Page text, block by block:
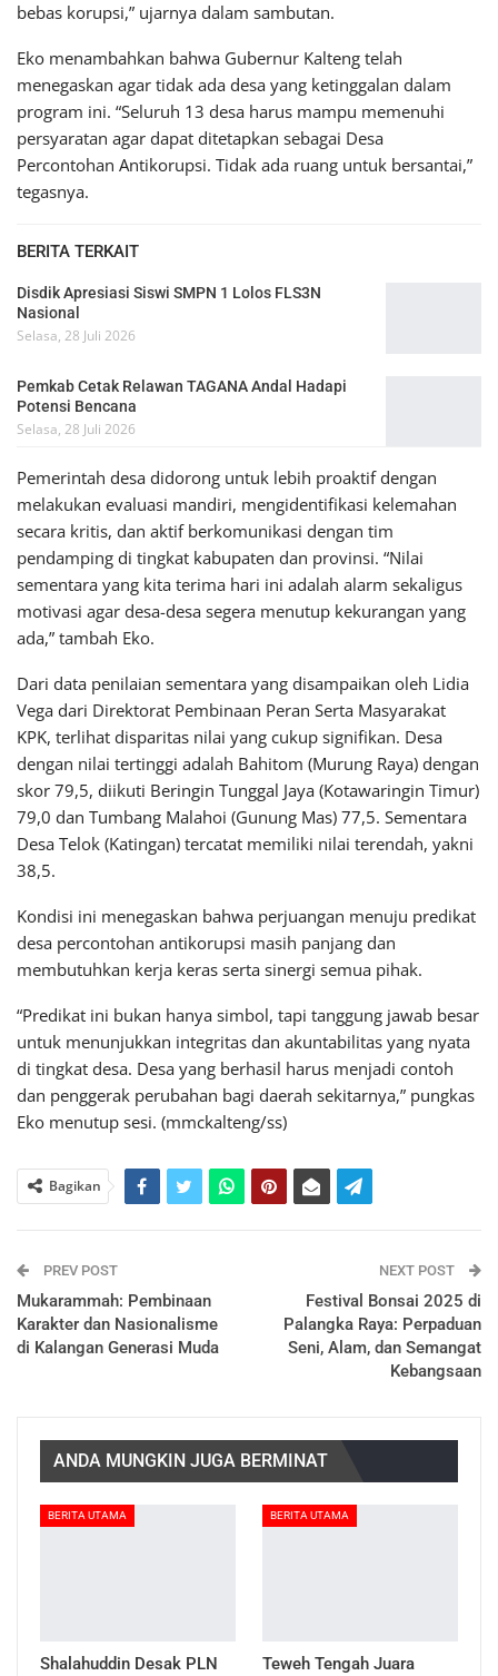
bebas korupsi,” ujarnya dalam sambutan.
Eko menambahkan bahwa Gubernur Kalteng telah
menegaskan agar tidak ada desa yang ketinggalan dalam
program ini. “Seluruh 13 desa harus mampu memenuhi
persyaratan agar dapat ditetapkan sebagai Desa
Percontohan Antikorupsi. Tidak ada ruang untuk bersantai,”
tegasnya.
BERITA TERKAIT
Disdik Apresiasi Siswi SMPN 1 Lolos FLS3N
Nasional
Selasa, 28 Juli 2026
Pemkab Cetak Relawan TAGANA Andal Hadapi
Potensi Bencana
Selasa, 28 Juli 2026
Pemerintah desa didorong untuk lebih proaktif dengan
melakukan evaluasi mandiri, mengidentifikasi kelemahan
secara kritis, dan aktif berkomunikasi dengan tim
pendamping di tingkat kabupaten dan provinsi. “Nilai
sementara yang kita terima hari ini adalah alarm sekaligus
motivasi agar desa-desa segera menutup kekurangan yang
ada,” tambah Eko.
Dari data penilaian sementara yang disampaikan oleh Lidia
Vega dari Direktorat Pembinaan Peran Serta Masyarakat
KPK, terlihat disparitas nilai yang cukup signifikan. Desa
dengan nilai tertinggi adalah Bahitom (Murung Raya) dengan
skor 79,5, diikuti Beringin Tunggal Jaya (Kotawaringin Timur)
79,0 dan Tumbang Malahoi (Gunung Mas) 77,5. Sementara
Desa Telok (Katingan) tercatat memiliki nilai terendah, yakni
38,5.
Kondisi ini menegaskan bahwa perjuangan menuju predikat
desa percontohan antikorupsi masih panjang dan
membutuhkan kerja keras serta sinergi semua pihak.
“Predikat ini bukan hanya simbol, tapi tanggung jawab besar
untuk menunjukkan integritas dan akuntabilitas yang nyata
di tingkat desa. Desa yang berhasil harus menjadi contoh
dan penggerak perubahan bagi daerah sekitarnya,” pungkas
Eko menutup sesi. (mmckalteng/ss)
Bagikan
PREV POST
Mukarammah: Pembinaan
Karakter dan Nasionalisme
di Kalangan Generasi Muda
NEXT POST
Festival Bonsai 2025 di
Palangka Raya: Perpaduan
Seni, Alam, dan Semangat
Kebangsaan
ANDA MUNGKIN JUGA BERMINAT
BERITA UTAMA
Shalahuddin Desak PLN
BERITA UTAMA
Teweh Tengah Juara